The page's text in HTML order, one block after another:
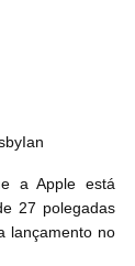
a Apple está
27 polegadas
lançamento no